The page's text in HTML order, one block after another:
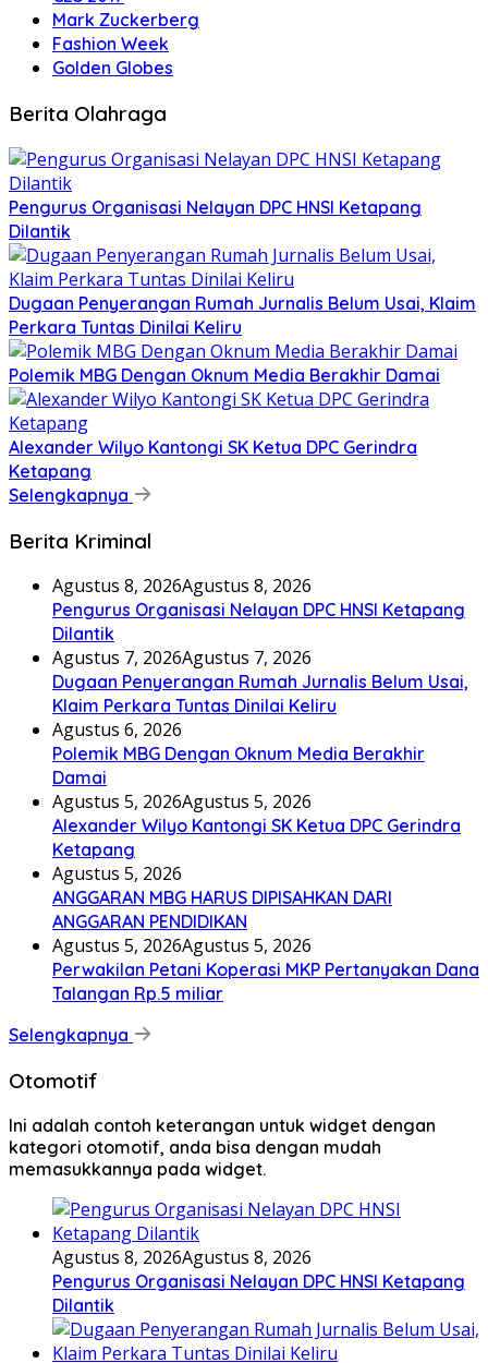
Mark Zuckerberg
Fashion Week
Golden Globes
Berita Olahraga
Pengurus Organisasi Nelayan DPC HNSI Ketapang
Dilantik
Dugaan Penyerangan Rumah Jurnalis Belum Usai, Klaim
Perkara Tuntas Dinilai Keliru
Polemik MBG Dengan Oknum Media Berakhir Damai
Alexander Wilyo Kantongi SK Ketua DPC Gerindra
Ketapang
Selengkapnya
Berita Kriminal
Agustus 8, 2026Agustus 8, 2026
Pengurus Organisasi Nelayan DPC HNSI Ketapang
Dilantik
Agustus 7, 2026Agustus 7, 2026
Dugaan Penyerangan Rumah Jurnalis Belum Usai,
Klaim Perkara Tuntas Dinilai Keliru
Agustus 6, 2026
Polemik MBG Dengan Oknum Media Berakhir
Damai
Agustus 5, 2026Agustus 5, 2026
Alexander Wilyo Kantongi SK Ketua DPC Gerindra
Ketapang
Agustus 5, 2026
ANGGARAN MBG HARUS DIPISAHKAN DARI
ANGGARAN PENDIDIKAN
Agustus 5, 2026Agustus 5, 2026
Perwakilan Petani Koperasi MKP Pertanyakan Dana
Talangan Rp.5 miliar
Selengkapnya
Otomotif
Ini adalah contoh keterangan untuk widget dengan
kategori otomotif, anda bisa dengan mudah
memasukkannya pada widget.
Agustus 8, 2026Agustus 8, 2026
Pengurus Organisasi Nelayan DPC HNSI Ketapang
Dilantik